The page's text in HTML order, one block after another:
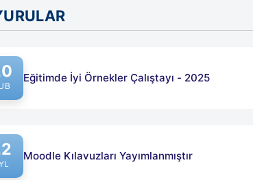
Yayın tarihi: 20 Şubat 2025
Eğitimde İyi Örnekler Çalıştayı - 2025
Yayın tarihi: 22 Eylül 2024
Moodle Kılavuzları Yayımlanmıştır